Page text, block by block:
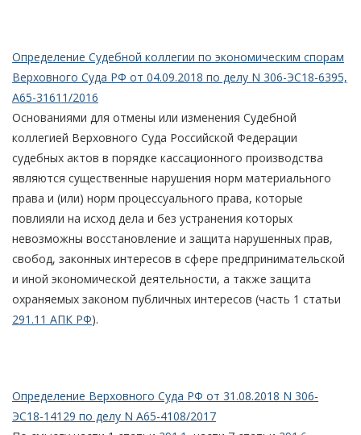
Определение Судебной коллегии по экономическим спорам
Верховного Суда РФ от 04.09.2018 по делу N 306-ЭС18-6395,
А65-31611/2016
Основаниями для отмены или изменения Судебной
коллегией Верховного Суда Российской Федерации
судебных актов в порядке кассационного производства
являются существенные нарушения норм материального
права и (или) норм процессуального права, которые
повлияли на исход дела и без устранения которых
невозможны восстановление и защита нарушенных прав,
свобод, законных интересов в сфере предпринимательской
и иной экономической деятельности, а также защита
охраняемых законом публичных интересов (часть 1 статьи
291.11 АПК РФ).
Определение Верховного Суда РФ от 31.08.2018 N 306-
ЭС18-14129 по делу N А65-4108/2017